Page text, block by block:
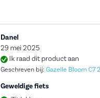
Danel
29 mei 2025
Ik raad dit product aan
Geschreven bij: Gazelle Bloom C7
Geweldige fiets